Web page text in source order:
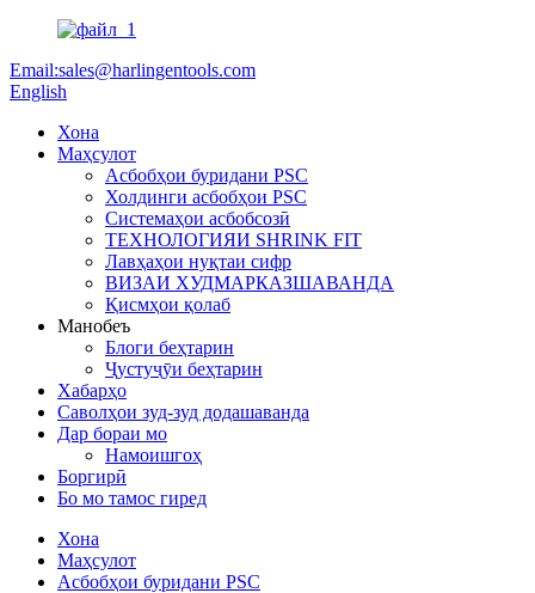
Email:sales@harlingentools.com
English
Хона
Маҳсулот
Асбобҳои буридани PSC
Холдинги асбобҳои PSC
Системаҳои асбобсозӣ
ТЕХНОЛОГИЯИ SHRINK FIT
Лавҳаҳои нуқтаи сифр
ВИЗАИ ХУДМАРКАЗШАВАНДА
Қисмҳои қолаб
Манобеъ
Блоги беҳтарин
Ҷустуҷӯи беҳтарин
Хабарҳо
Саволҳои зуд-зуд додашаванда
Дар бораи мо
Намоишгоҳ
Боргирӣ
Бо мо тамос гиред
Хона
Маҳсулот
Асбобҳои буридани PSC